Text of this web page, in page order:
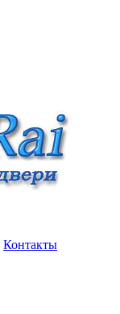
Контакты